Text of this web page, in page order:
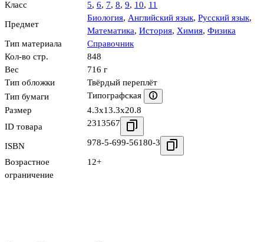
Класс 5, 6, 7, 8, 9, 10, 11
Предмет
Биология, Английский язык, Русский язык,
Математика, История, Химия, Физика
Тип материала
Справочник
Кол-во стр.
848
Вес
716 г
Тип обложки
Твёрдый переплёт
Тип бумаги
Типографская
Размер
4.3x13.3x20.8
ID товара
2313567
ISBN 978-5-699-56180-3
Возрастное
ограничение
12+